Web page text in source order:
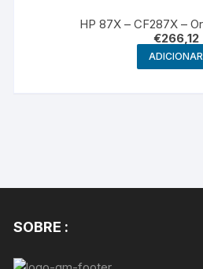
HP 87X – CF287X –
€266,12
ADICIONAR
SOBRE :